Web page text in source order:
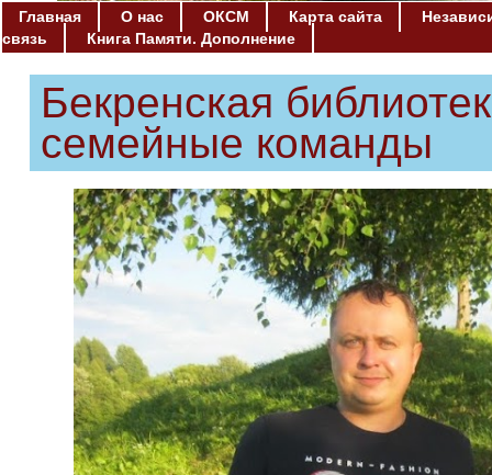
Главная О нас ОКСМ Карта сайта
связь
Книга Памяти. Дополнение
Бекренская
семейные команды